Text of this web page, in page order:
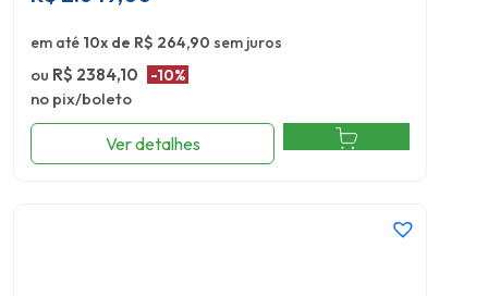
em até 10x de R$ 264,90 sem juros
ou R$ 2384,10 -10%
no pix/boleto
Ver detalhes